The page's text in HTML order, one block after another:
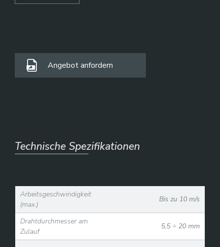
Angebot anfordern
Technische Spezifikationen
Arbeitsgeschwindigkeit
(max.)
Bis zu 10 m/s
Drahtdurchmesser am
Zulauf
5,5 ÷ 20 mm